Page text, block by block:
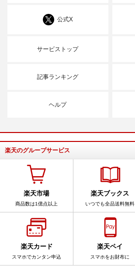
公式X
サービストップ
記事ランキング
ヘルプ
楽天のグループサービス
楽天市場
商品数は1億点以上
楽天ブックス
いつでも全品送料無料
楽天カード
スマホでカンタン申込
楽天ペイ
スマホをお財布に